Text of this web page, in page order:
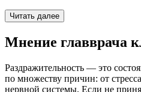
Читать далее
Мнение главврача
Раздражительность — это
по множеству причин: от
нервной системы. Если не